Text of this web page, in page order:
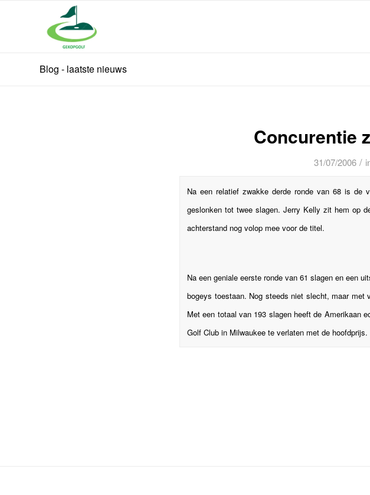
Blog - laatste nieuws
Concurentie
31/07/2006 /
Na een relatief zwakke derde ronde van 68 is de
geslonken tot twee slagen. Jerry Kelly zit hem op
achterstand nog volop mee voor de titel.
Na een geniale eerste ronde van 61 slagen en een
bogeys toestaan. Nog steeds niet slecht, maar met
Met een totaal van 193 slagen heeft de Amerikaan
Golf Club in Milwaukee te verlaten met de hoofdprijs.